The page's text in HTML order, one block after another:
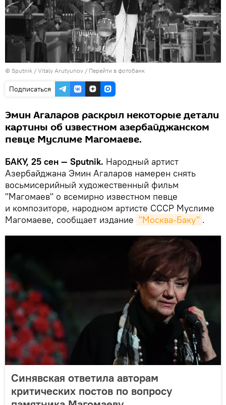
© Sputnik / Vitaly Arutyunov / Перейти в фотобанк
Подписаться
Эмин Агаларов раскрыл некоторые детали
картины об известном азербайджанском
певце Муслиме Магомаеве.
БАКУ, 25 сен — Sputnik. Народный артист
Азербайджана Эмин Агаларов намерен снять
восьмисерийный художественный фильм
"Магомаев" о всемирно известном певце
и композиторе, народном артисте СССР Муслиме
Магомаеве, сообщает издание "Москва-Баку" .
Синявская ответила авторам
критических постов по вопросу